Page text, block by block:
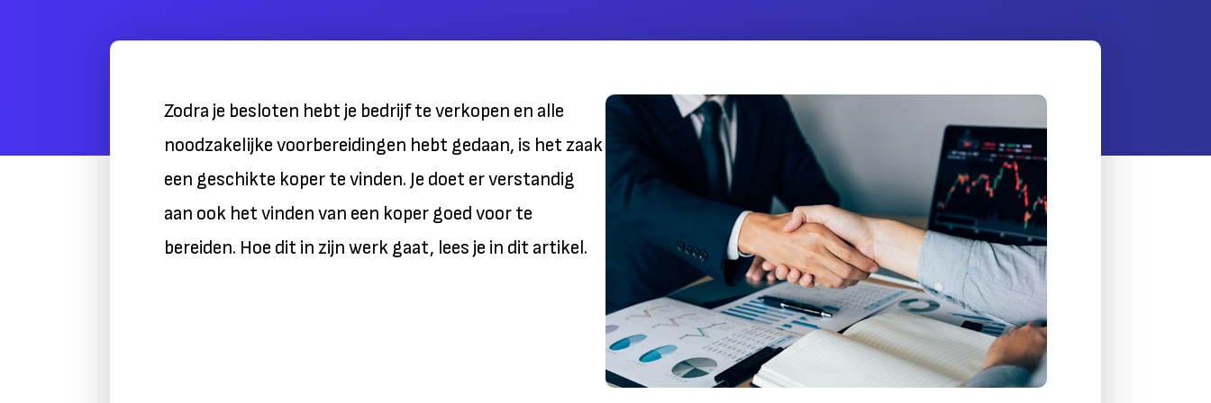
Zodra je besloten hebt je bedrijf te verkopen en alle
noodzakelijke voorbereidingen hebt gedaan, is het zaak
een geschikte koper te vinden. Je doet er verstandig
aan ook het vinden van een koper goed voor te
bereiden. Hoe dit in zijn werk gaat, lees je in dit artikel.